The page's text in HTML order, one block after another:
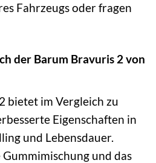
Fahrzeugs oder fragen
der Barum Bravuris 2 von
bietet im Vergleich zu
Eigenschaften in
und Lebensdauer.
und das